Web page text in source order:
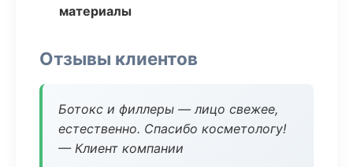
материалы
Отзывы клиентов
Ботокс и филлеры — лицо свежее,
естественно. Спасибо косметологу!
— Клиент компании